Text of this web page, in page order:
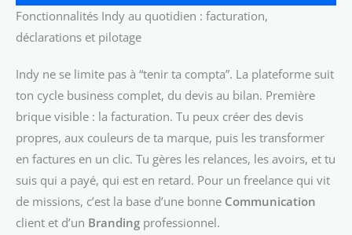
Fonctionnalités Indy au quotidien : facturation,
déclarations et pilotage
Indy ne se limite pas à “tenir ta compta”. La plateforme suit
ton cycle business complet, du devis au bilan. Première
brique visible : la facturation. Tu peux créer des devis
propres, aux couleurs de ta marque, puis les transformer
en factures en un clic. Tu gères les relances, les avoirs, et tu
suis qui a payé, qui est en retard. Pour un freelance qui vit
de missions, c’est la base d’une bonne Communication
client et d’un Branding professionnel.